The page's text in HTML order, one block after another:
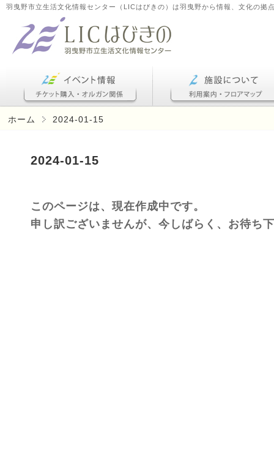
羽曳野市立生活文化情報センター（LICはびきの）は羽曳野から情報、文化の拠
ホーム 2024-01-15
2024-01-15
このページは、現在作成中です。
申し訳ございませんが、今しばらく、お待ち